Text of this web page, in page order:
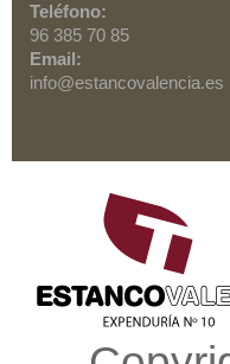
Teléfono:
96 385 70 85
Email:
info@estancovalencia.es